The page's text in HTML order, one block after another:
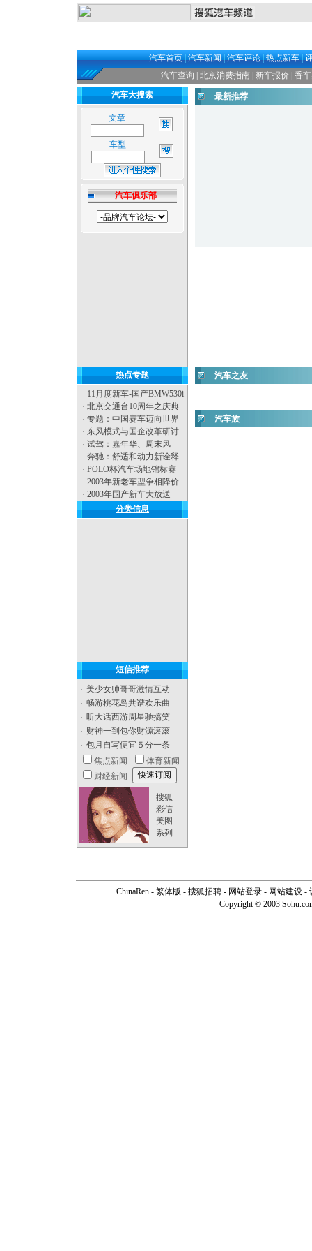
汽车首页|汽车新闻|汽车评论|热点新车|
汽车查询
北京消费指南 新车报价
香
汽车大搜索
文章
车型
汽车俱乐部
最新推荐
热点专题
· 11月度新车-国产BMW530i
· 北京交通台10周年之庆典
· 专题：中国赛车迈向世界
· 东风模式与国企改革研讨
· 试驾：嘉年华、 周末风
· 奔驰：舒适和动力新诠释
· POLO杯汽车场地锦标赛
· 2003年新老车型争相降价
· 2003年国产新车大放送
分类信息
短信推荐
· 美少女帅哥哥激情互动
· 畅游桃花岛共谱欢乐曲
· 听大话西游周星驰搞笑
· 财神一到包你财源滚滚
· 包月自写便宜５分一条
焦点新闻
体育新闻
财经新闻
搜狐
彩信
美图
系列
汽车之友
汽车族
ChinaRen - 繁体版 - 搜狐招聘 - 网站登录 - 网站建设 -
Copyright © 2003